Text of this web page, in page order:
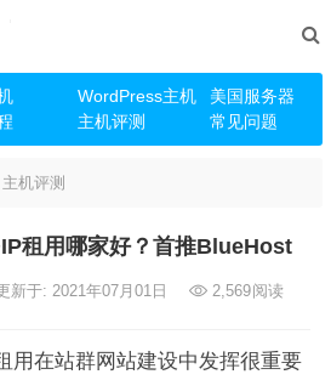
WordPress主机
美国服务器
主机评测 常见问题
主机评测
租用哪家好？首推BlueHost
新于: 2021年07月01日 2,569阅读
用在站群网站建设中发挥很重要